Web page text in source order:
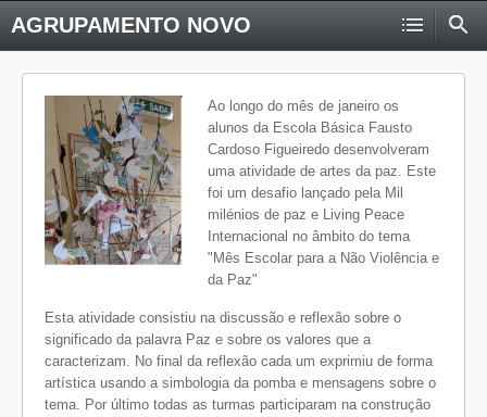
AGRUPAMENTO NOVO
Ao longo do mês de janeiro os
alunos da Escola Básica Fausto
Cardoso Figueiredo desenvolveram
uma atividade de artes da paz. Este
foi um desafio lançado pela Mil
milénios de paz e Living Peace
Internacional no âmbito do tema
"Mês Escolar para a Não Violência e
da Paz"
Esta atividade consistiu na discussão e reflexão sobre o
significado da palavra Paz e sobre os valores que a
caracterizam. No final da reflexão cada um exprimiu de forma
artística usando a simbologia da pomba e mensagens sobre o
tema. Por último todas as turmas participaram na construção